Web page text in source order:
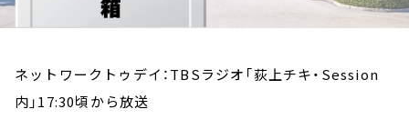
ネットワークトゥデイ：TBSラジオ「荻上チキ・Session
内」17:30頃から放送